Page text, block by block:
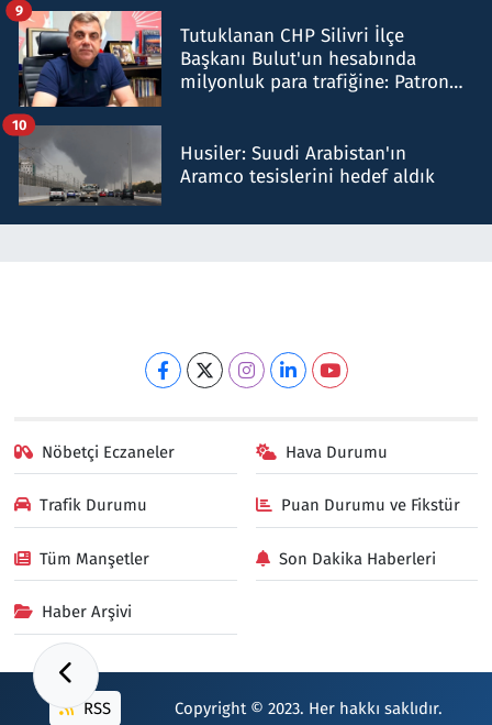
Tutuklanan CHP Silivri İlçe
Başkanı Bulut'un hesabında
milyonluk para trafiğine: Patron
9
Husiler: Suudi Arabistan'ın
Aramco tesislerini hedef aldık
10
Nöbetçi Eczaneler Hava Durumu
Trafik Durumu Puan Durumu ve Fikstür
Tüm Manşetler Son Dakika Haberleri
Haber Arşivi
RSS Copyright © 2023. Her hakkı saklıdır.